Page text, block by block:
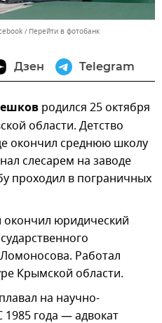
Перейти в фотобанк
Дзен Telegram
родился 25 октября
области. Детство
окончил среднюю школу
слесарем на заводе
проходил в пограничных
юридический
Работал
Крымской области.
на научно-
года — адвокат